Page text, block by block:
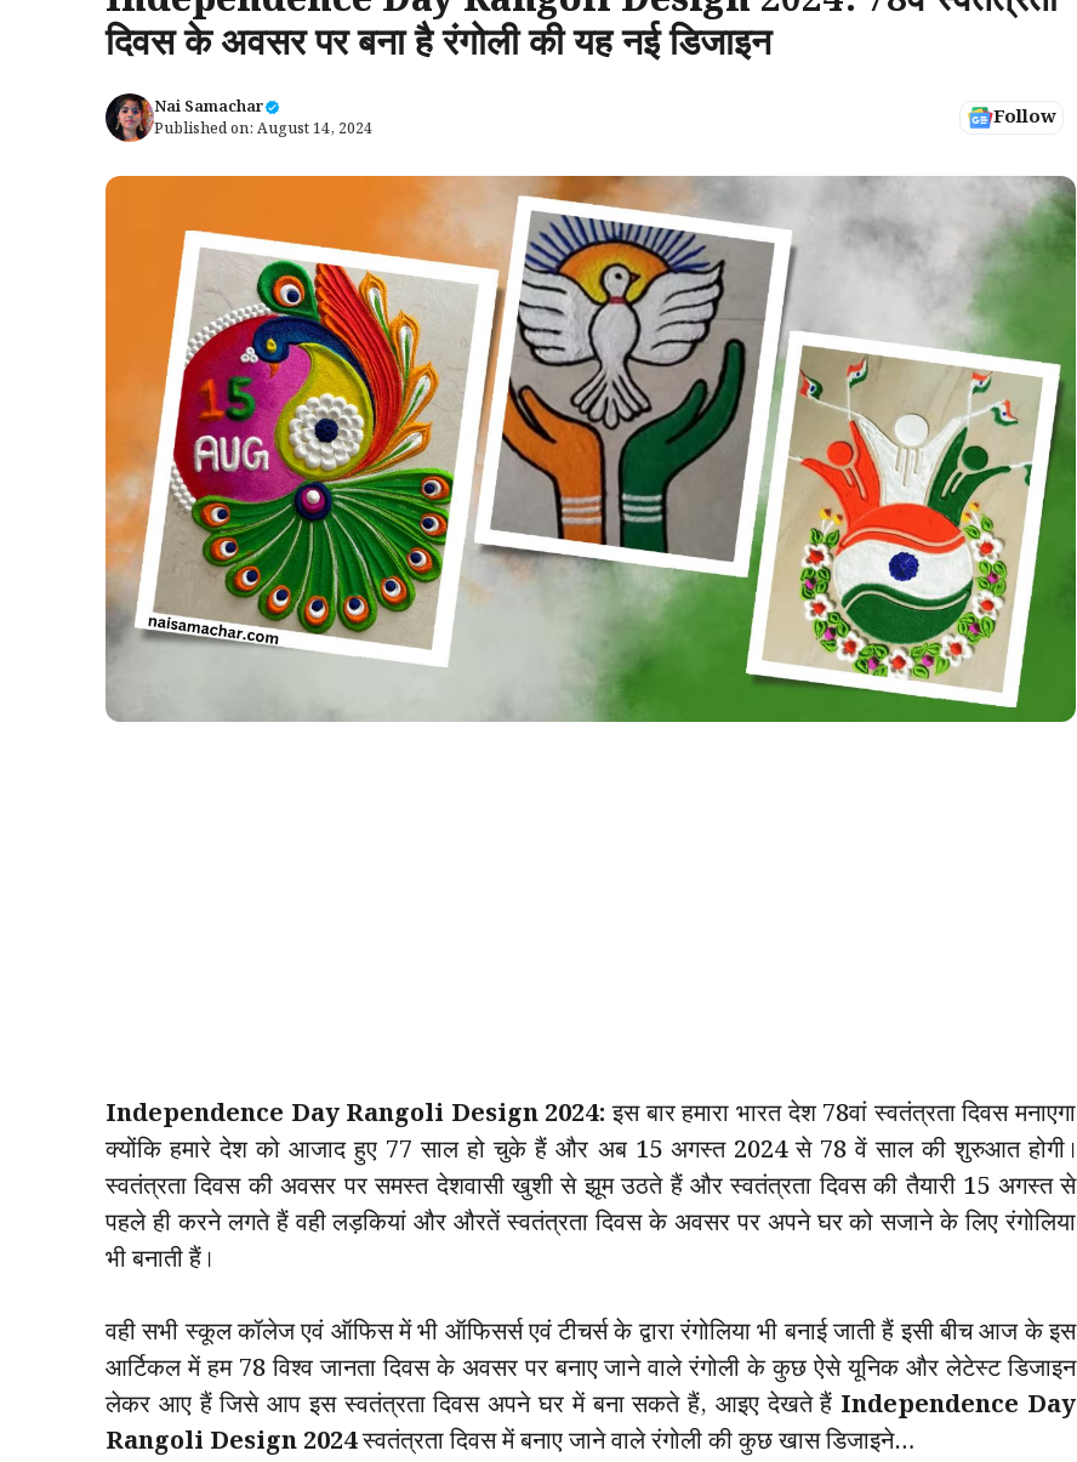
दिवस के अवसर पर बना है रंगोली की यह नई डिजाइन
Nai Samachar
Published on: August 14, 2024 Follow
Independence Day Rangoli Design 2024:इस बार हमारा भारत देश 78वां स्वतंत्रता दिवस मनाएगा
क्योंकि हमारे देश को आजाद हुए 77 साल हो चुके हैं और अब 15 अगस्त 2024 से 78 वें साल की शुरुआत होगी।
स्वतंत्रता दिवस की अवसर पर समस्त देशवासी खुशी से झूम उठते हैं और स्वतंत्रता दिवस की तैयारी 15 अगस्त से
पहले ही करने लगते हैं वही लड़कियां और औरतें स्वतंत्रता दिवस के अवसर पर अपने घर को सजाने के लिए रंगोलिया
भी बनाती हैं।
वही सभी स्कूल कॉलेज एवं ऑफिस में भी ऑफिसर्स एवं टीचर्स के द्वारा रंगोलिया भी बनाई जाती हैं इसी बीच आज के इस
आर्टिकल में हम 78 विश्व जानता दिवस के अवसर पर बनाए जाने वाले रंगोली के कुछ ऐसे यूनिक और लेटेस्ट डिजाइन
लेकर आए हैं जिसे आप इस स्वतंत्रता दिवस अपने घर में बना सकते हैं, आइए देखते हैं Independence Day
Rangoli Design 2024स्वतंत्रता दिवस में बनाए जाने वाले रंगोली की कुछ खास डिजाइने…